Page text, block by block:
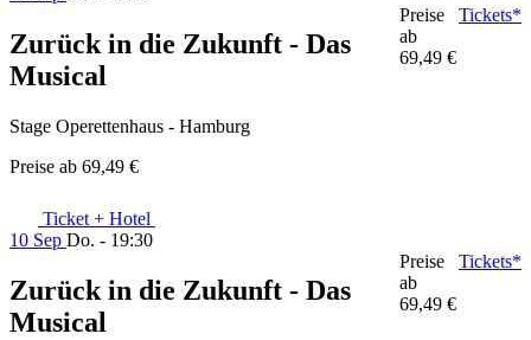
Zurück in die Zukunft - Das
Musical
Stage Operettenhaus - Hamburg
Preise ab 69,49 €
Preise
ab
69,49 €
Tickets*
Ticket + Hotel
10 Sep Do. - 19:30
Zurück in die Zukunft - Das
Musical
Preise
ab
69,49 €
Tickets*